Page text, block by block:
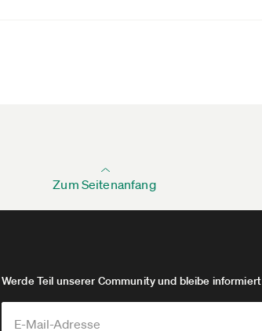
Zum Seitenanfang
Werde Teil unserer Community und bleibe informiert